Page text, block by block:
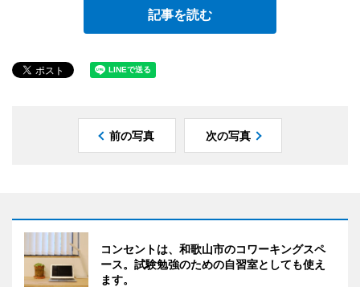
記事を読む
前の写真 次の写真
コンセントは、和歌山市のコワーキングスペ
ース。試験勉強のための自習室としても使え
ます。